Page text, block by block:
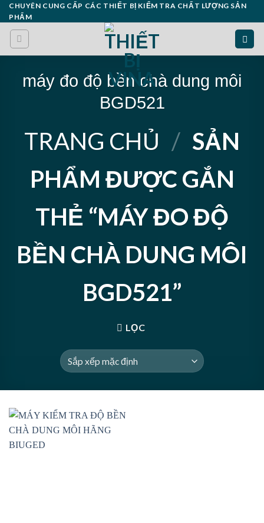
Skip
to
content
CHUYÊN CUNG CẤP CÁC THIẾT BỊ KIỂM TRA CHẤT LƯỢNG SẢN
PHẨM
máy đo độ bền chà dung môi
BGD521
TRANG CHỦ / SẢN
PHẨM ĐƯỢC GẮN
THẺ “MÁY ĐO ĐỘ
BỀN CHÀ DUNG MÔI
BGD521”
LỌC